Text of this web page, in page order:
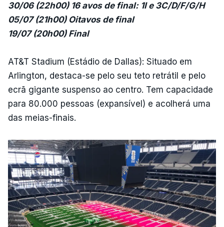
30/06 (22h00) 16 avos de final: 1I e 3C/D/F/G/H
05/07 (21h00) Oitavos de final
19/07 (20h00) Final
AT&T Stadium (Estádio de Dallas): Situado em
Arlington, destaca-se pelo seu teto retrátil e pelo
ecrã gigante suspenso ao centro. Tem capacidade
para 80.000 pessoas (expansível) e acolherá uma
das meias-finais.